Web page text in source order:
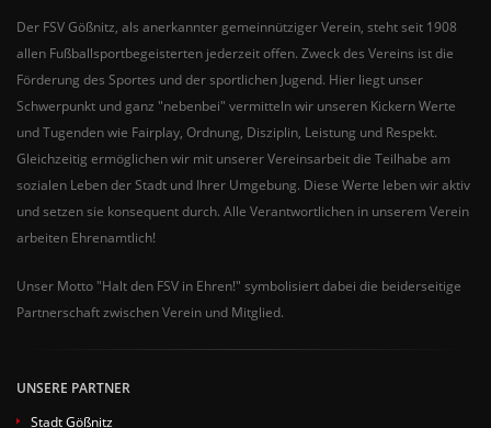
Der FSV Gößnitz, als anerkannter gemeinnütziger Verein, steht seit 1908
allen Fußballsportbegeisterten jederzeit offen. Zweck des Vereins ist die
Förderung des Sportes und der sportlichen Jugend. Hier liegt unser
Schwerpunkt und ganz "nebenbei" vermitteln wir unseren Kickern Werte
und Tugenden wie Fairplay, Ordnung, Disziplin, Leistung und Respekt.
Gleichzeitig ermöglichen wir mit unserer Vereinsarbeit die Teilhabe am
sozialen Leben der Stadt und Ihrer Umgebung. Diese Werte leben wir aktiv
und setzen sie konsequent durch. Alle Verantwortlichen in unserem Verein
arbeiten Ehrenamtlich!
Unser Motto "Halt den FSV in Ehren!" symbolisiert dabei die beiderseitige
Partnerschaft zwischen Verein und Mitglied.
UNSERE PARTNER
Stadt Gößnitz